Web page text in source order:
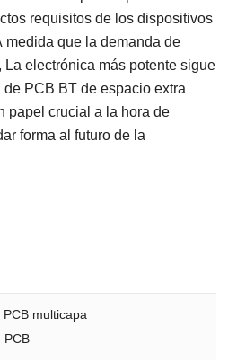
requisitos de los dispositivos
medida que la demanda de
electrónica más potente sigue
PCB BT de espacio extra
papel crucial a la hora de
forma al futuro de la
multicapa
PCB